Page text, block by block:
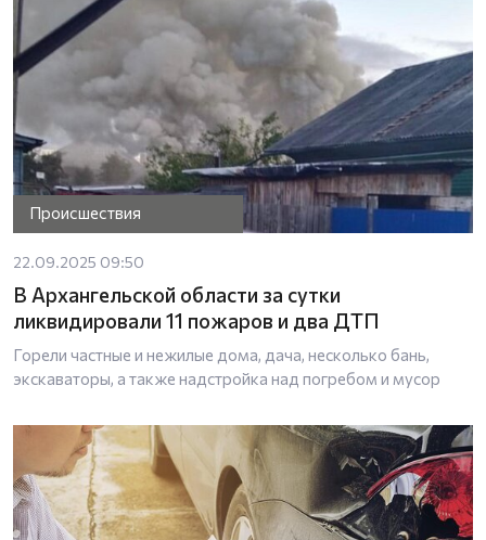
Происшествия
22.09.2025 09:50
В Архангельской области за сутки
ликвидировали 11 пожаров и два ДТП
Горели частные и нежилые дома, дача, несколько бань,
экскаваторы, а также надстройка над погребом и мусор